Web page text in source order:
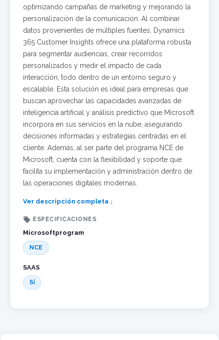
optimizando campañas de marketing y mejorando la
personalización de la comunicación. Al combinar
datos provenientes de múltiples fuentes, Dynamics
365 Customer Insights ofrece una plataforma robusta
para segmentar audiencias, crear recorridos
personalizados y medir el impacto de cada
interacción, todo dentro de un entorno seguro y
escalable. Esta solución es ideal para empresas que
buscan aprovechar las capacidades avanzadas de
inteligencia artificial y análisis predictivo que Microsoft
incorpora en sus servicios en la nube, asegurando
decisiones informadas y estrategias centradas en el
cliente. Además, al ser parte del programa NCE de
Microsoft, cuenta con la flexibilidad y soporte que
facilita su implementación y administración dentro de
las operaciones digitales modernas.
Ver descripción completa ↓
 ESPECIFICACIONES
Microsoftprogram
NCE
SAAS
Sí